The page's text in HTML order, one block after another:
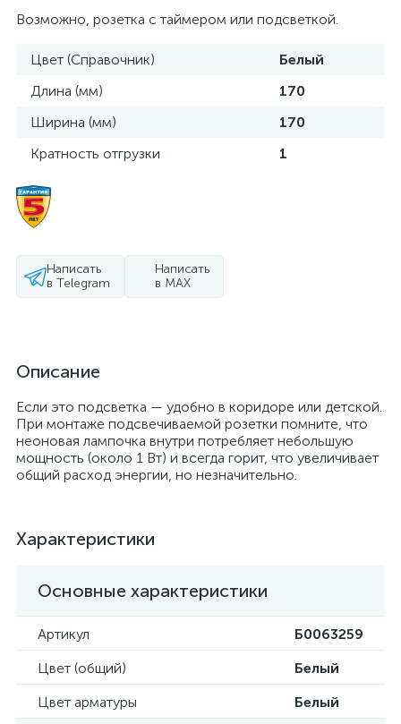
Возможно, розетка с таймером или подсветкой.
Цвет (Справочник)
Белый
Длина (мм)
170
Ширина (мм)
170
Кратность отгрузки
1
Написать
в Telegram
Написать
в MAX
Описание
Если это подсветка — удобно в коридоре или детской.
При монтаже подсвечиваемой розетки помните, что
неоновая лампочка внутри потребляет небольшую
мощность (около 1 Вт) и всегда горит, что увеличивает
общий расход энергии, но незначительно.
Характеристики
Основные характеристики
Артикул
Б0063259
Цвет (общий)
Белый
Цвет арматуры
Белый